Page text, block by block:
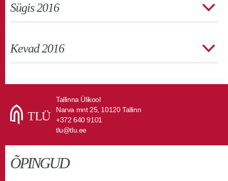
Sügis 2016
Kevad 2016
Tallinna Ülikool
Narva mnt 25, 10120 Tallinn
+372 640 9101
tlu@tlu.ee
ÕPINGUD